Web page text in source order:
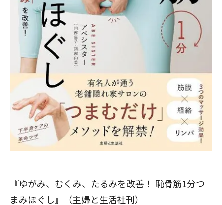
『ゆがみ、むくみ、たるみを改善！ 恥骨筋1分つ
まみほぐし』（主婦と生活社刊）